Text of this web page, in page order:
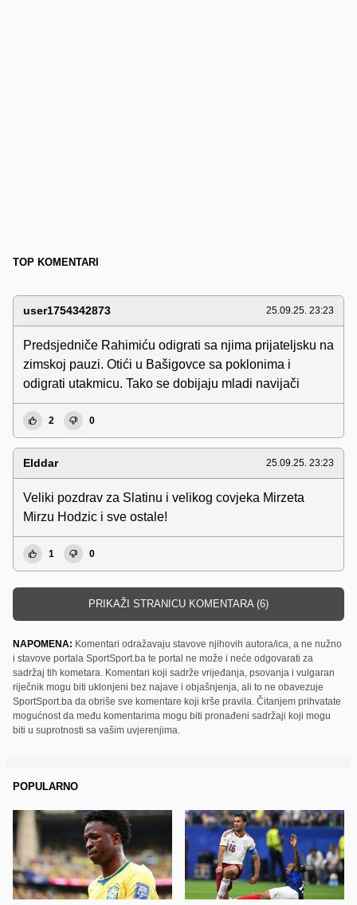
TOP KOMENTARI
user1754342873 25.09.25. 23:23
Predsjedniče Rahimiću odigrati sa njima prijateljsku na
zimskoj pauzi. Otići u Bašigovce sa poklonima i
odigrati utakmicu. Tako se dobijaju mladi navijači
2 0
Elddar 25.09.25. 23:23
Veliki pozdrav za Slatinu i velikog covjeka Mirzeta
Mirzu Hodzic i sve ostale!
1 0
PRIKAŽI STRANICU KOMENTARA (6)
NAPOMENA: Komentari odražavaju stavove njihovih autora/ica, a ne nužno
i stavove portala SportSport.ba te portal ne može i neće odgovarati za
sadržaj tih kometara. Komentari koji sadrže vrijeđanja, psovanja i vulgaran
riječnik mogu biti uklonjeni bez najave i objašnjenja, ali to ne obavezuje
SportSport.ba da obriše sve komentare koji krše pravila. Čitanjem prihvatate
mogućnost da među komentarima mogu biti pronađeni sadržaji koji mogu
biti u suprotnosti sa vašim uvjerenjima.
POPULARNO